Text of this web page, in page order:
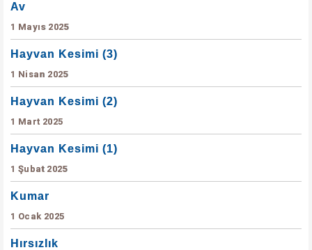
Av
1 Mayıs 2025
Hayvan Kesimi (3)
1 Nisan 2025
Hayvan Kesimi (2)
1 Mart 2025
Hayvan Kesimi (1)
1 Şubat 2025
Kumar
1 Ocak 2025
Hırsızlık